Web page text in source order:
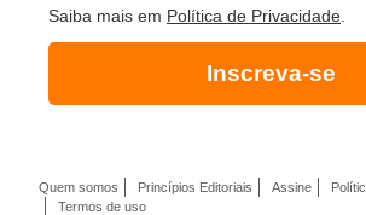
Saiba mais em Política de Privacidade
Inscreva-se
Quem somos Princípios Editoriais Assine
Termos de uso